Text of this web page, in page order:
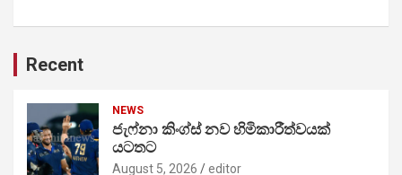
Recent
NEWS
ජැෆ්නා කිංග්ස් නව හිමිකාරීත්වයක්
යටතට
August 5, 2026 editor